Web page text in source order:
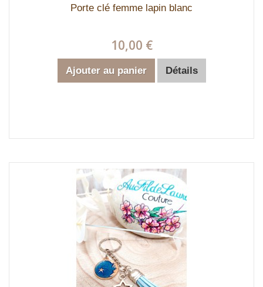
Porte clé femme lapin blanc
10,00 €
Ajouter au panier Détails